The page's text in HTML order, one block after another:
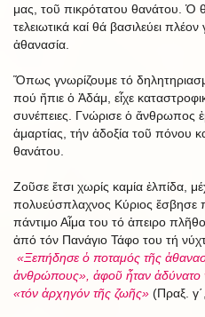
μας, τοῦ πικρότατου θανάτου. Ὁ
τελειωτικά καί θά βασιλεύει
ἀθανασία.
Ὅπως γνωρίζουμε τό
πού ἤπιε ὁ Ἀδάμ, εἶχε
συνέπειες. Γνώρισε ὁ ἄνθρωπος
ἁμαρτίας, τήν ἀδοξία τοῦ πόνου
θανάτου.
Ζοῦσε ἔτσι χωρίς καμία ἐλπίδα,
πολυεύσπλαχνος Κύριος ἔσβησε
πάντιμο Αἷμα του τό ἀπειρο
ἀπό τόν Πανάγιο Τάφο του τή
«Ξεπήδησε ὁ ποταμός τῆς
ἀνθρώπους», ἀφοῦ ἦταν ἀδύνατο
«τόν ἀρχηγόν τῆς ζωῆς» (Πραξ.